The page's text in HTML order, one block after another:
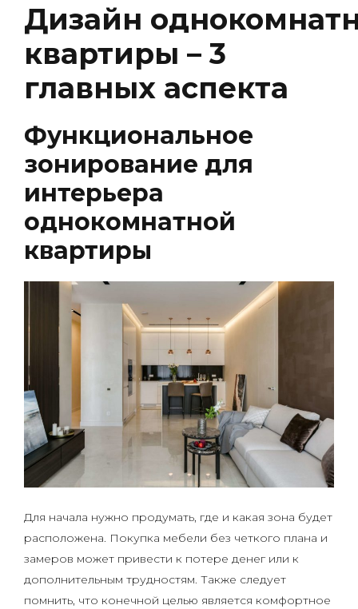
Дизайн
квартиры – 3
главных аспекта
Функциональное
зонирование для
интерьера
однокомнатной
квартиры
Для начала нужно продумать, где и какая зона будет
расположена. Покупка мебели без четкого плана и
замеров может привести к потере денег или к
дополнительным трудностям. Также следует
помнить, что конечной целью является комфортное